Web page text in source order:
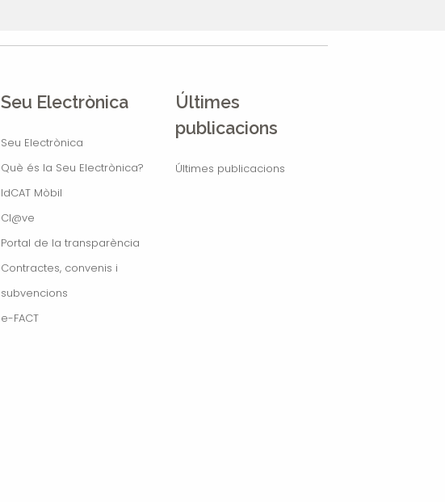
Seu Electrònica
Seu Electrònica
Què és la Seu Electrònica?
IdCAT Mòbil
Cl@ve
Portal de la transparència
Contractes, convenis i
subvencions
e-FACT
Últimes
publicacions
Últimes publicacions